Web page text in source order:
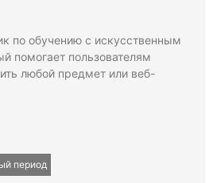
по обучению с искусственным
помогает пользователям
любой предмет или веб-
период